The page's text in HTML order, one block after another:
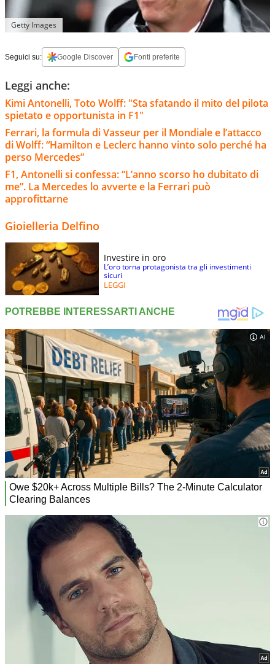
Getty Images
Seguici su: Google Discover Fonti preferite
Leggi anche:
Kimi Antonelli, Toto Wolff: "Sta sfatando il mito del pilota
spietato e opportunista in F1"
Ferrari, la formula di Vasseur per il Mondiale e l’attacco
di Wolff: “Hamilton e Leclerc hanno vinto solo perché ha
perso Mercedes”
F1, Antonelli si confessa: “L’anno scorso ho dubitato di
me”. La Mercedes lo avverte e la Ferrari può
approfittarne
Gioielleria Delfino
Investire in oro
L’oro torna protagonista tra gli investimenti
sicuri
LEGGI